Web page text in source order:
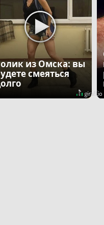
из Омска: вы
смеяться